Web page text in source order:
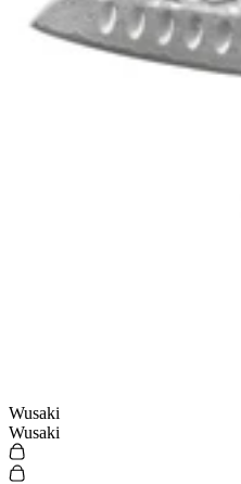
Wusaki
Wusaki